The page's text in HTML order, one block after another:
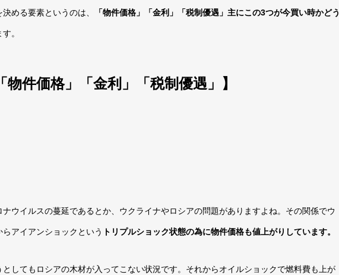
める要素というのは、 「物件価格」「金利」「税制優遇」主にこの3つが今買い時かどう
。
件価格」「金利」「税制優遇」 】
ナウイルスの蔓延であるとか、ウクライナやロシアの問題がありますよね。その関係でウ
アイアンショックという トリプルショック状態の為に物件価格も値上がりしています。
してもロシアの木材が入ってこない状況です。それからオイルショックで燃料費も上が